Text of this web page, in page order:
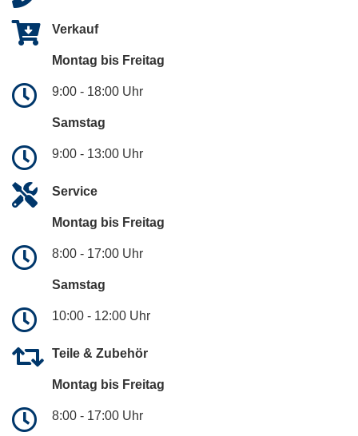
Verkauf
Montag bis Freitag
9:00 - 18:00 Uhr
Samstag
9:00 - 13:00 Uhr
Service
Montag bis Freitag
8:00 - 17:00 Uhr
Samstag
10:00 - 12:00 Uhr
Teile & Zubehör
Montag bis Freitag
8:00 - 17:00 Uhr